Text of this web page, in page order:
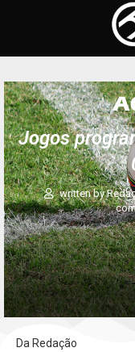
Jogos
written by
Da Redação